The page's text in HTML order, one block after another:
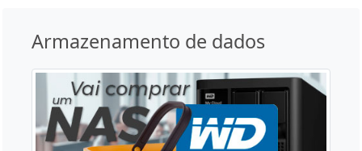
Armazenamento de dados